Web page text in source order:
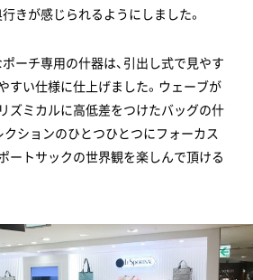
きが感じられるようにしました。
ーチ専用の什器は、引出し式で見やす
すい仕様に仕上げました。ウェーブが
ズミカルに高低差をつけたバッグの什
クションのひとつひとつにフォーカス
ートサックの世界観を楽しんで頂ける